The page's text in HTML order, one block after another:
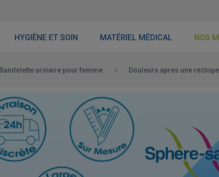
HYGIÈNE ET SOIN MATÉRIEL MÉDICAL NOS
Bandelette urinaire pour femme Douleurs apres une